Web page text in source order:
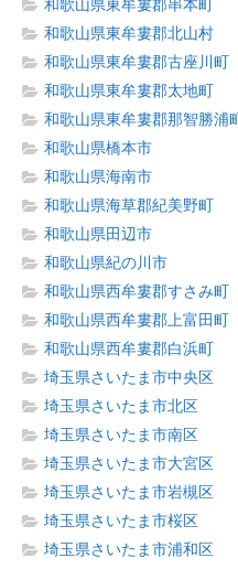
和歌山県東牟婁郡串本町
和歌山県東牟婁郡北山村
和歌山県東牟婁郡古座川町
和歌山県東牟婁郡太地町
和歌山県東牟婁郡那智勝浦町
和歌山県橋本市
和歌山県海南市
和歌山県海草郡紀美野町
和歌山県田辺市
和歌山県紀の川市
和歌山県西牟婁郡すさみ町
和歌山県西牟婁郡上富田町
和歌山県西牟婁郡白浜町
埼玉県さいたま市中央区
埼玉県さいたま市北区
埼玉県さいたま市南区
埼玉県さいたま市大宮区
埼玉県さいたま市岩槻区
埼玉県さいたま市桜区
埼玉県さいたま市浦和区